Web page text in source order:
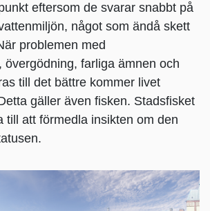
eftersom de svarar snabbt på
något som ändå skett
problemen med
övergödning, farliga ämnen och
till det bättre kommer livet
gäller även fisken. Stadsfisket
till att förmedla insikten om den